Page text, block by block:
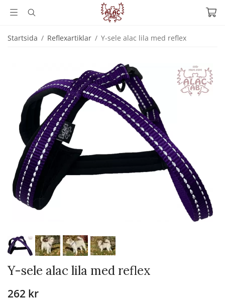
Startsida / Reflexartiklar / Y-sele alac lila med reflex
Y-sele alac lila med reflex
262 kr